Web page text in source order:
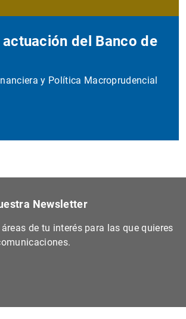
del Banco de
y Política Macroprudencial
Newsletter
de tu interés para las que quieres